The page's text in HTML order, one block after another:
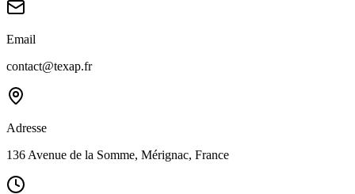
Email
contact@texap.fr
Adresse
136 Avenue de la Somme, Mérignac, France